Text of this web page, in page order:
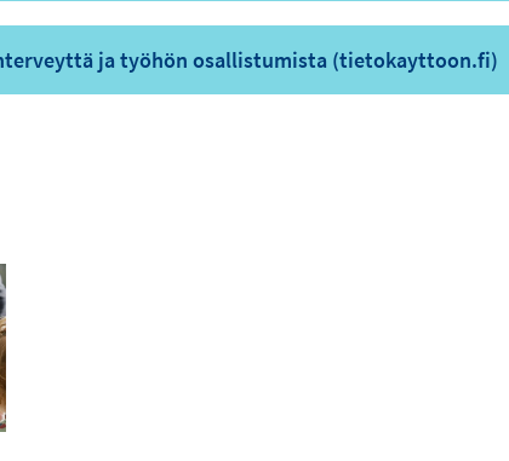
ja työhön osallistumista (tietokayttoon.fi)